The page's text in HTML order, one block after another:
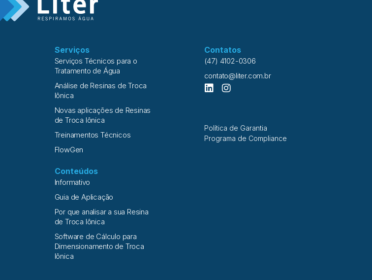
Serviços
Serviços Técnicos para o
Tratamento de Água
Análise de Resinas de Troca
Iônica
Novas aplicações de Resinas
de Troca Iônica
Treinamentos Técnicos
FlowGen
Conteúdos
Informativo
Guia de Aplicação
Por que analisar a sua Resina
de Troca Iônica
Software de Cálculo para
Dimensionamento de Troca
Iônica
Contatos
(47) 4102-0306
contato@liter.com.br
Política de Garantia
Programa de Compliance